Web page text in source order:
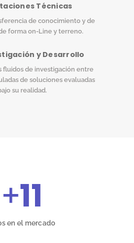
Técnicas
de conocimiento y de
forma on-Line y terreno.
y Desarrollo
fluidos de investigación entre
de soluciones evaluadas
su realidad.
+11
en el mercado